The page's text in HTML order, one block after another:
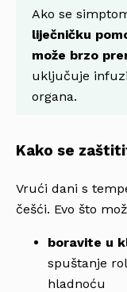
Ako se
liječničku
može brzo
uključuje
organa.
Kako se
Vrući dani s
češći. Evo što
boravite u
spuštanje
hladnoću